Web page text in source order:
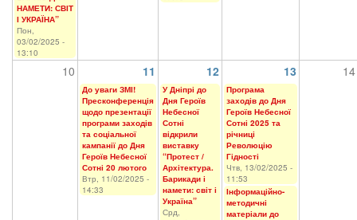
НАМЕТИ: СВІТ
І УКРАЇНА”
Пон,
03/02/2025 -
13:10
10 11 12 13 14
До уваги ЗМІ!
Пресконференція
щодо презентації
програми заходів
та соціальної
кампанії до Дня
Героїв Небесної
Сотні 20 лютого
Втр, 11/02/2025 -
14:33
У Дніпрі до
Дня Героїв
Небесної
Сотні
відкрили
виставку
“Протест /
Архітектура.
Барикади і
намети: світ і
Україна”
Срд,
Програма
заходів до Дня
Героїв Небесної
Сотні 2025 та
річниці
Революцію
Гідності
Чтв, 13/02/2025 -
11:53
Інформаційно-
методичні
матеріали до